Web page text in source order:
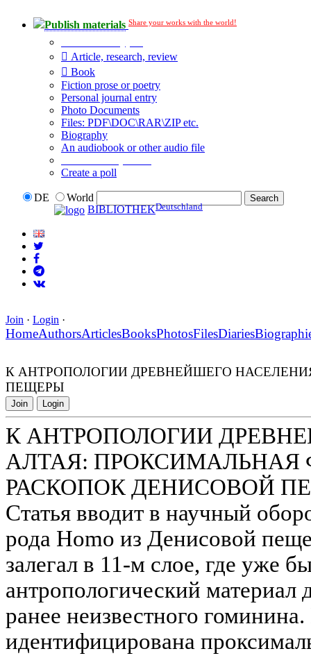
Publish materials Share your works with the world!
Article, research, review
Book
Fiction prose or poetry
Personal journal entry
Photo Documents
Files: PDF\DOC\RAR\ZIP etc.
Biography
An audiobook or other audio file
Create a poll
DE
World
BIBLIOTHEKDeutschland
Join · Login ·
HomeAuthorsArticlesBooksPhotosFilesDiaries
К АНТРОПОЛОГИИ ДРЕВНЕЙШЕГО
ПЕЩЕРЫ
Join Login
К АНТРОПОЛОГИИ
АЛТАЯ: ПРОКСИМАЛЬНАЯ
РАСКОПОК ДЕНИСОВОЙ
Статья вводит в научный
рода Homo из Денисовой
залегал в 11-м слое, где уже
антропологический
ранее неизвестного
идентифицирована